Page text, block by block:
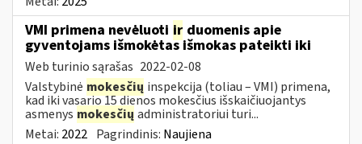
VMI primena nevėluoti ir duomenis apie
gyventojams išmokėtas išmokas pateikti iki
Web turinio sąrašas 2022-02-08
Valstybinė mokesčių inspekcija (toliau – VMI) primena,
kad iki vasario 15 dienos mokesčius išskaičiuojantys
asmenys mokesčių administratoriui turi...
Metai: 2022 Pagrindinis: Naujiena